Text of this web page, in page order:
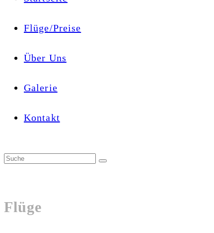
Flüge/Preise
Über Uns
Galerie
Kontakt
Flüge